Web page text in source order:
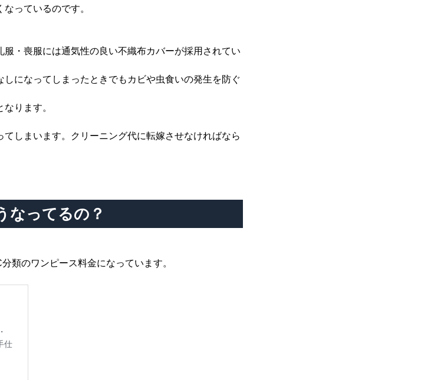
っているのです。
・喪服には通気性の良い不織布カバーが採用されてい
になってしまったときでもカビや虫食いの発生を防ぐ
ります。
しまいます。クリーニング代に転嫁させなければなら
なってるの？
類のワンピース料金になっています。